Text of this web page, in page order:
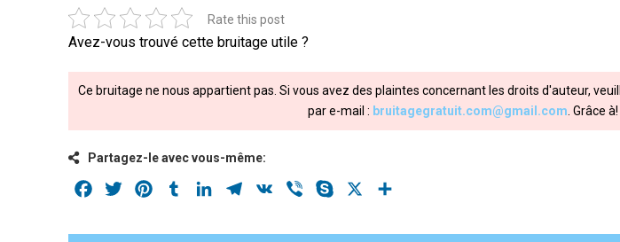
Rate this post
Avez-vous trouvé cette bruitage utile ?
Ce bruitage ne nous appartient pas. Si vous avez des plaintes concernant les droits d'auteur,
par e-mail : bruitagegratuit.com@gmail.com . Grâce à!
Partagez-le avec vous-même:
Facebook
Twitter PinterestTumblrLinkedInTelegram
VK Viber Skype